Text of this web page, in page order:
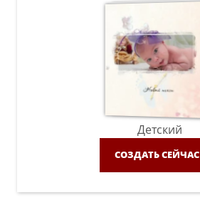
Детский
СОЗДАТЬ СЕЙЧАС